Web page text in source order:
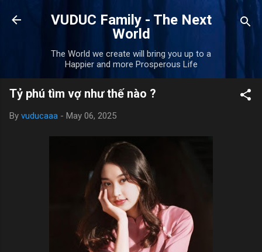
Skip to main content
VUDUC Family - The Next
World
The World we create will bring you up to a
Happier and more Prosperous Life
Tỷ phú tìm vợ như thế nào ?
By vuducaaa - May 06, 2025